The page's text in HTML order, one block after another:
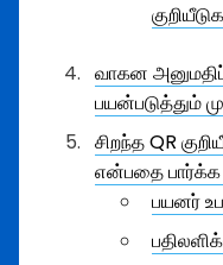
வாகன
பயன்படுத்தும்
சிறந்த QR
என்பதை
பயனர்